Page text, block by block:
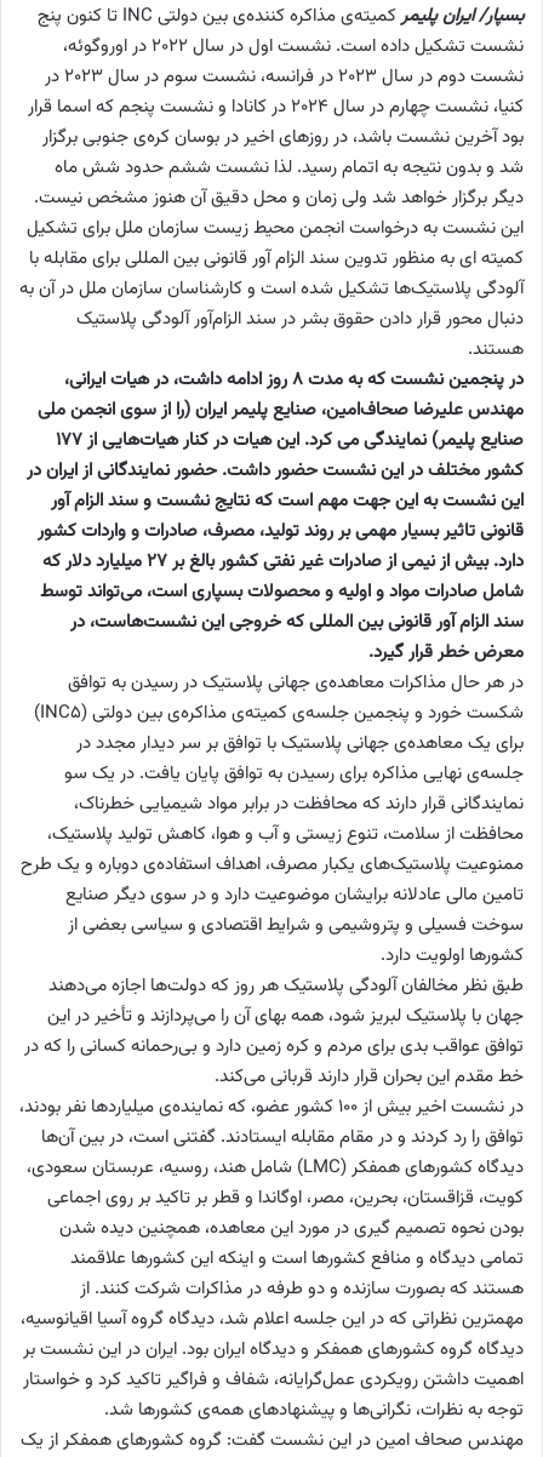
بسپار/ ایران پلیمر
کمیته‌ی مذاکره کننده‌ی بین دولتی INC تا کنون پنج
نشست تشکیل داده است. نشست اول در سال 2022 در اوروگوئه،
نشست دوم در سال 2023 در فرانسه، نشست سوم در سال 2023 در
کنیا، نشست چهارم در سال 2024 در کانادا و نشست پنجم که اسما قرار
بود آخرین نشست باشد، در روزهای اخیر در بوسان کره‌ی جنوبی برگزار
شد و بدون نتیجه به اتمام رسید. لذا نشست ششم حدود شش ماه
دیگر برگزار خواهد شد ولی زمان و محل دقیق آن هنوز مشخص نیست.
این نشست به درخواست انجمن محیط زیست سازمان ملل برای تشکیل
کمیته ای به منظور تدوین سند الزام آور قانونی بین المللی برای مقابله با
آلودگی پلاستیک‌ها تشکیل شده است و کارشناسان سازمان ملل در آن به
دنبال محور قرار دادن حقوق بشر در سند الزام‌آور آلودگی پلاستیک
هستند.
در پنجمین نشست که به مدت 8 روز ادامه داشت، در هیات ایرانی،
مهندس علیرضا صحاف‌امین، صنایع پلیمر ایران (را از سوی انجمن ملی
صنایع پلیمر) نمایندگی می کرد. این هیات در کنار هیات‌هایی از 177
کشور مختلف در این نشست حضور داشت. حضور نمایندگانی از ایران در
این نشست به این جهت مهم است که نتایج نشست و سند الزام آور
قانونی تاثیر بسیار مهمی بر روند تولید، مصرف، صادرات و واردات کشور
دارد. بیش از نیمی از صادرات غیر نفتی کشور بالغ بر 27 میلیارد دلار که
شامل صادرات مواد و اولیه و محصولات بسپاری است، می‌تواند توسط
سند الزام آور قانونی بین المللی که خروجی این نشست‌هاست، در
معرض خطر قرار گیرد.
در هر حال مذاکرات معاهده‌ی جهانی پلاستیک در رسیدن به توافق
شکست خورد و پنجمین جلسه‌ی کمیته‌ی مذاکره‌ی بین دولتی (INC5)
برای یک معاهده‌ی جهانی پلاستیک با توافق بر سر دیدار مجدد در
جلسه‌ی نهایی مذاکره برای رسیدن به توافق پایان یافت. در یک سو
نمایندگانی قرار دارند که محافظت در برابر مواد شیمیایی خطرناک،
محافظت از سلامت، تنوع زیستی و آب و هوا، کاهش تولید پلاستیک،
ممنوعیت پلاستیک‌های یکبار مصرف، اهداف استفاده‌ی دوباره و یک طرح
تامین مالی عادلانه برایشان موضوعیت دارد و در سوی دیگر صنایع
سوخت فسیلی و پتروشیمی و شرایط اقتصادی و سیاسی بعضی از
کشورها اولویت دارد.
طبق نظر مخالفان آلودگی پلاستیک هر روز که دولت‌ها اجازه می‌دهند
جهان با پلاستیک لبریز شود، همه بهای آن را می‌پردازند و تأخیر در این
توافق عواقب بدی برای مردم و کره زمین دارد و بی‌رحمانه کسانی را که در
خط مقدم این بحران قرار دارند قربانی می‌کند.
در نشست اخیر بیش از 100 کشور عضو، که نماینده‌ی میلیاردها نفر بودند،
توافق را رد کردند و در مقام مقابله ایستادند. گفتنی است، در بین آن‌ها
دیدگاه كشورهای همفكر (LMC) شامل هند، روسیه، عربستان سعودی،
كویت، قزاقستان، بحرین، مصر، اوگاندا و قطر بر تاكید بر روی اجماعی
بودن نحوه تصمیم گیری در مورد این معاهده‌، همچنین دیده شدن
تمامی دیدگاه و منافع كشورها است و اینكه این كشورها علاقمند
هستند كه بصورت سازنده و دو طرفه در مذاكرات شركت كنند. از
مهمترین نظراتی كه در این جلسه اعلام شد، دیدگاه گروه آسیا اقیانوسیه،
دیدگاه گروه كشورهای همفكر و دیدگاه ایران بود. ایران در این نشست بر
اهمیت داشتن رویکردی عمل‌گرایانه، شفاف و فراگیر تاکید کرد و خواستار
توجه به نظرات، نگرانی‌ها و پیشنهادهای همه‌ی کشورها شد.
مهندس صحاف امین در این نشست گفت: گروه کشورهای همفکر از یک